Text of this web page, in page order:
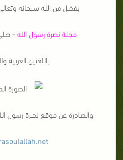
بفضل من الله سبحانه
مجلة نصرة رسول الله -
باللغتين العربية
والصادرة عن موقع نصرة رسول